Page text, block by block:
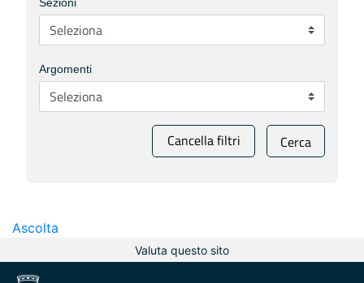
Sezioni
Argomenti
Cancella filtri Cerca
Ascolta
Valuta questo sito